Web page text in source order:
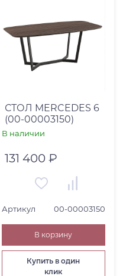
СТОЛ MERCEDES 6
(00-00003150)
В наличии
131 400 ₽
Артикул 00-00003150
В корзину
Купить в один
клик